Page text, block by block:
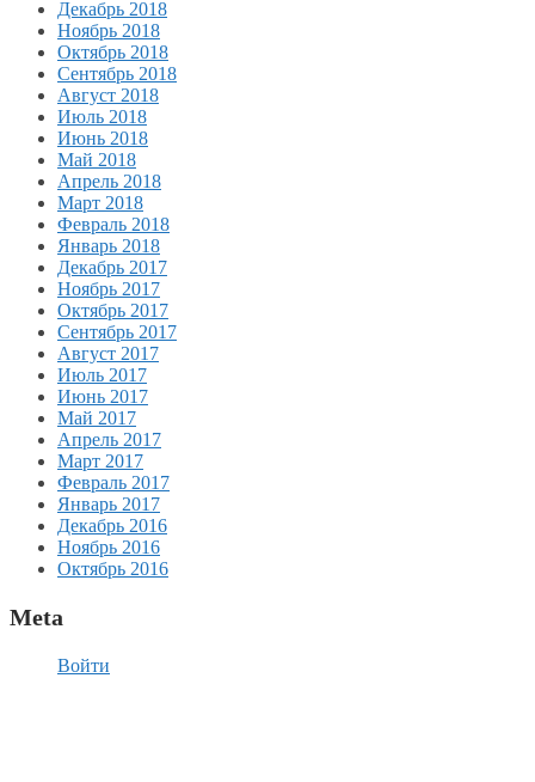
Декабрь 2018
Ноябрь 2018
Октябрь 2018
Сентябрь 2018
Август 2018
Июль 2018
Июнь 2018
Май 2018
Апрель 2018
Март 2018
Февраль 2018
Январь 2018
Декабрь 2017
Ноябрь 2017
Октябрь 2017
Сентябрь 2017
Август 2017
Июль 2017
Июнь 2017
Май 2017
Апрель 2017
Март 2017
Февраль 2017
Январь 2017
Декабрь 2016
Ноябрь 2016
Октябрь 2016
Meta
Войти